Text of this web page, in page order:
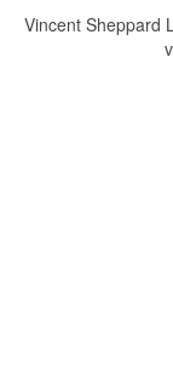
Vincent Sheppard